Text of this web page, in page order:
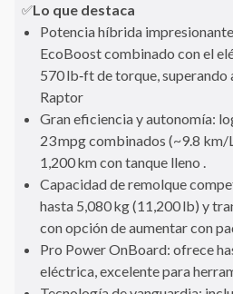
✅Lo que destaca
Potencia híbrida
EcoBoost combinado con el
570 lb‑ft de torque, superando
Raptor
Gran eficiencia y autonomía:
23 mpg combinados (~9.8
1,200 km con tanque lleno .
Capacidad de remolque
hasta 5,080 kg (11,200 lb) y
con opción de aumentar con
Pro Power OnBoard: ofrece
eléctrica, excelente para